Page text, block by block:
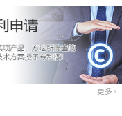
更多>